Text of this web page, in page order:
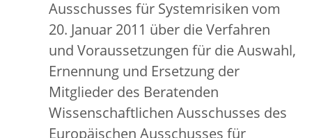
Ausschusses für Systemrisiken vom
20. Januar 2011 über die Verfahren
und Voraussetzungen für die Auswahl,
Ernennung und Ersetzung der
Mitglieder des Beratenden
Wissenschaftlichen Ausschusses des
Europäischen Ausschusses für